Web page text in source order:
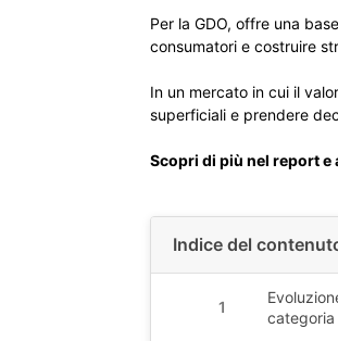
Per la GDO, offre una
consumatori e costruire
In un mercato in cui il
superficiali e prendere
Scopri di più nel report e
Indice del
1
categoria